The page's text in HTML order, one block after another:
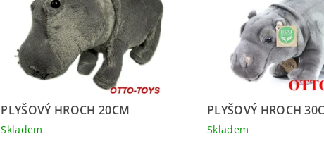
PLYŠOVÝ HROCH 20CM
Skladem
PLYŠOVÝ HROCH
Skladem